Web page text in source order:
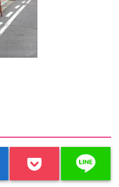
line